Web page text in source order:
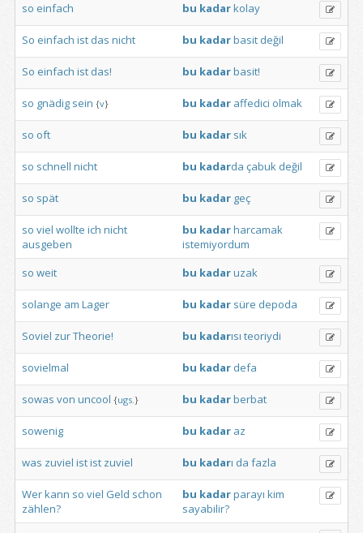
so einfach bu kadarkolay
So einfach ist das nicht bu kadarbasit değil
So einfach ist das! bu kadarbasit!
so gnädig sein {v} bu kadar affedici olmak
so oft bu kadar sık
so schnell nicht bu kadarda çabuk değil
so spät bu kadar geç
so viel wollte ich nicht
ausgeben
bu kadarharcamak
istemiyordum
so weit bu kadaruzak
solange am Lager bu kadar süre depoda
Soviel zurTheorie! bu kadarısı teoriydi
sovielmal bu kadar defa
sowas von uncool {ugs.} bu kadarberbat
sowenig bu kadar az
was zuviel istist zuviel bu kadarı da fazla
Werkann so viel Geld schon
zählen?
bu kadarparayı kim
sayabilir?